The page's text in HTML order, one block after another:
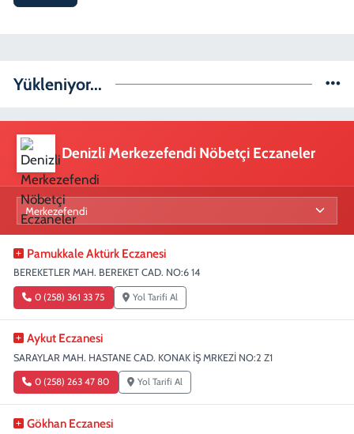
Yükleniyor...
Denizli Merkezefendi Nöbetçi Eczaneler
Pamukkale Aktürk Eczanesi
BEREKETLER MAH. BEREKET CAD. NO:6 14
0 (258) 361 33 75 Yol Tarifi Al
Aykut Eczanesi
SARAYLAR MAH. HASTANE CAD. KONAK İŞ MRKEZİ NO:2 Z1
0 (258) 263 47 80 Yol Tarifi Al
Gökhan Eczanesi